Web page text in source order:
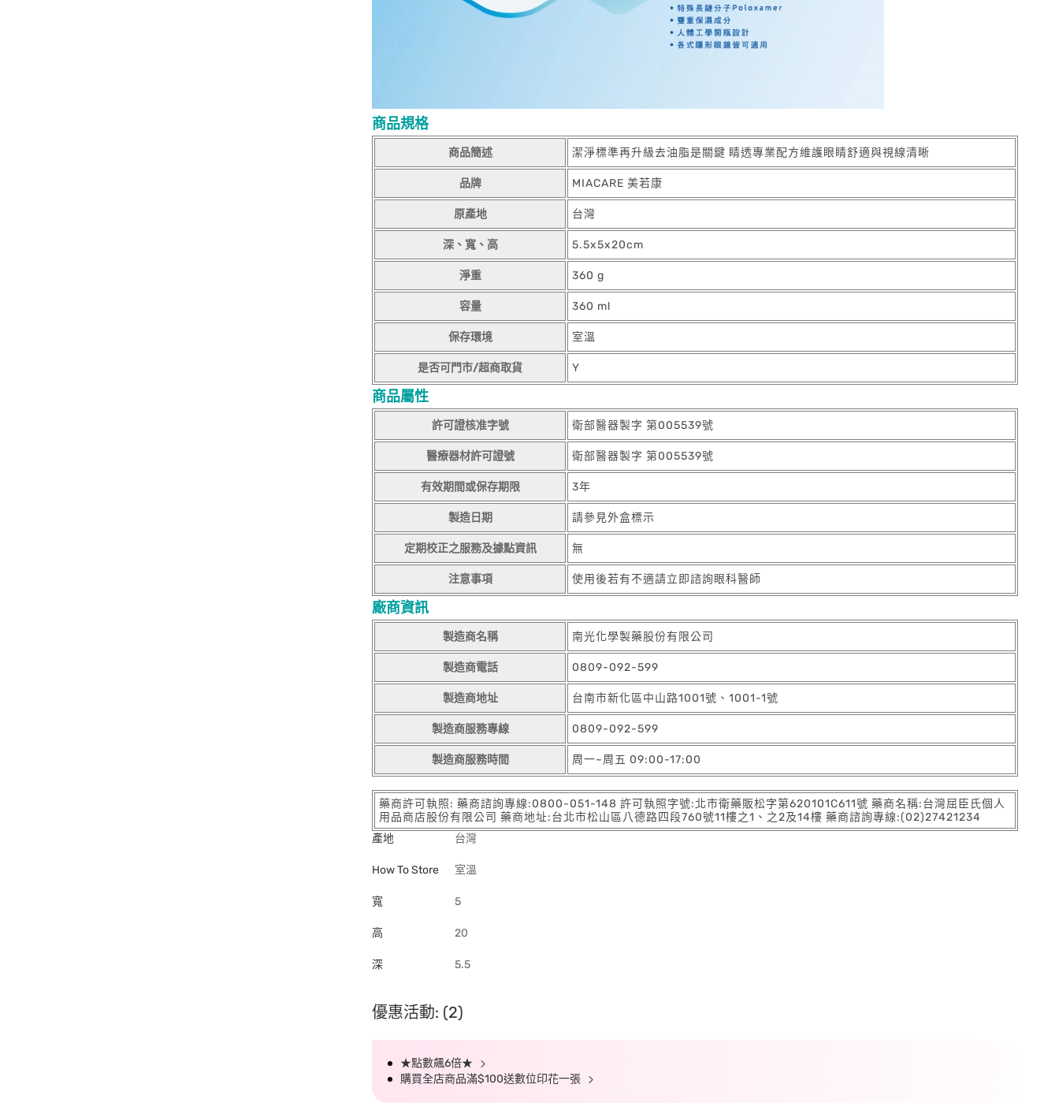
商品規格
商品簡述 潔淨標準再升級去油脂是關鍵 睛透專業配方維護眼睛舒適與視線清晰
品牌 MIACARE 美若康
原產地 台灣
深、寬、高 5.5x5x20cm
淨重 360 g
容量 360 ml
保存環境 室溫
是否可門市/超商取貨 Y
商品屬性
許可證核准字號 衛部醫器製字 第005539號
醫療器材許可證號 衛部醫器製字 第005539號
有效期間或保存期限 3年
製造日期 請參見外盒標示
定期校正之服務及據點資訊 無
注意事項 使用後若有不適請立即諮詢眼科醫師
廠商資訊
製造商名稱 南光化學製藥股份有限公司
製造商電話 0809-092-599
製造商地址 台南市新化區中山路1001號、1001-1號
製造商服務專線 0809-092-599
製造商服務時間 周一~周五 09:00-17:00
藥商許可執照: 藥商諮詢專線:0800-051-148 許可執照字號:北市衛藥販松字第620101C611號 藥商名稱:台灣屈臣氏個人
用品商店股份有限公司 藥商地址:台北市松山區八德路四段760號11樓之1、之2及14樓 藥商諮詢專線:(02)27421234
產地
台灣
How To Store 室溫
寬 5
高 20
深 5.5
優惠活動: (2)
★點數飆6倍★
購買全店商品滿$100送數位印花一張